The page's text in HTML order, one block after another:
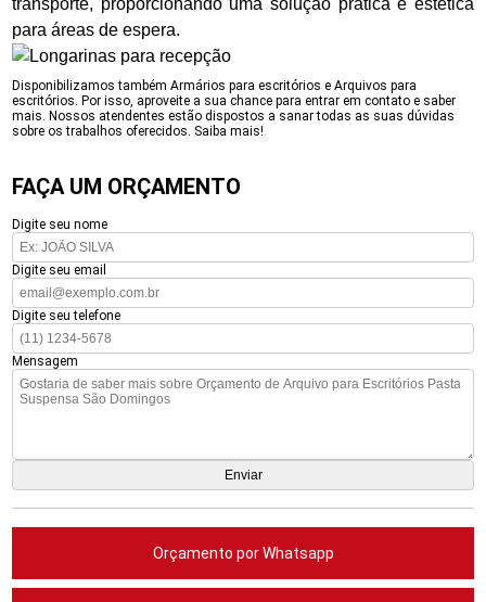
transporte, proporcionando uma solução prática e estética
para áreas de espera.
Disponibilizamos também Armários para escritórios e Arquivos para
escritórios. Por isso, aproveite a sua chance para entrar em contato e saber
mais. Nossos atendentes estão dispostos a sanar todas as suas dúvidas
sobre os trabalhos oferecidos. Saiba mais!
FAÇA UM ORÇAMENTO
Digite seu nome
Digite seu email
Digite seu telefone
Mensagem
Orçamento por Whatsapp